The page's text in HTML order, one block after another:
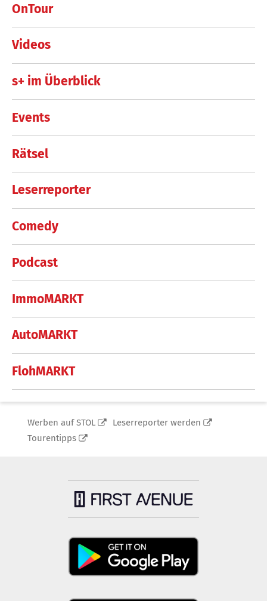
OnTour
Videos
s+ im Überblick
Events
Rätsel
Leserreporter
Comedy
Podcast
ImmoMARKT
AutoMARKT
FlohMARKT
Werben auf STOL
Leserreporter werden
Tourentipps